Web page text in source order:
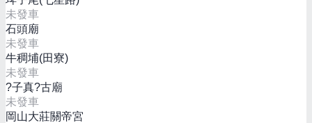
未發車
石頭廟
未發車
牛稠埔(田寮)
未發車
?子真?古廟
未發車
岡山大莊關帝宮